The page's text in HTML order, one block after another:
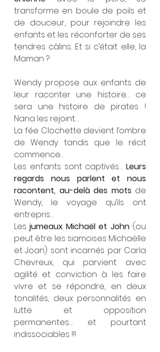
transforme en boule de poils et
de douceur, pour rejoindre les
enfants et les réconforter de ses
tendres câlins. Et si c’était elle, la
Maman ?
Wendy propose aux enfants de
leur raconter une histoire… ce
sera une histoire de pirates !
Nana les rejoint…
La fée Clochette devient l’ombre
de Wendy tandis que le récit
commence…
Les enfants sont captivés… Leurs
regards nous parlent et nous
racontent, au-delà des mots de
Wendy, le voyage qu’ils ont
entrepris…
Les jumeaux Michaël et John (ou
peut être les siamoises Michaëlle
et Joan) sont incarnés par Carla
Chevreux, qui parvient avec
agilité et conviction à les faire
vivre et se répondre, en deux
tonalités, deux personnalités en
lutte et opposition
permanentes… et pourtant
indissociables !!!